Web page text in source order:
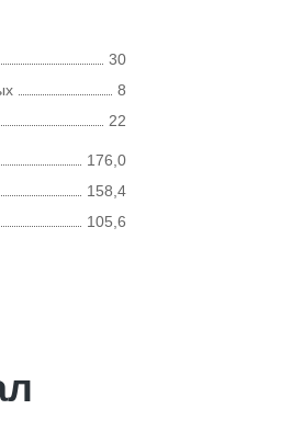
30
8
22
176,0
158,4
105,6